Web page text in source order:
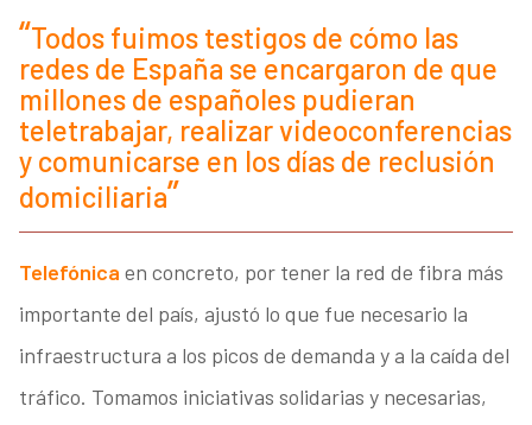
Todos fuimos testigos de cómo las
redes de España se encargaron de que
millones de españoles pudieran
teletrabajar, realizar videoconferencias
y comunicarse en los días de reclusión
domiciliaria
Telefónica en concreto, por tener la red de fibra más
importante del país, ajustó lo que fue necesario la
infraestructura a los picos de demanda y a la caída del
tráfico. Tomamos iniciativas solidarias y necesarias,